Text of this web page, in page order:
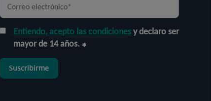
Entiendo, acepto las condicionesy declaro ser
mayor de 14 años.
Suscribirme